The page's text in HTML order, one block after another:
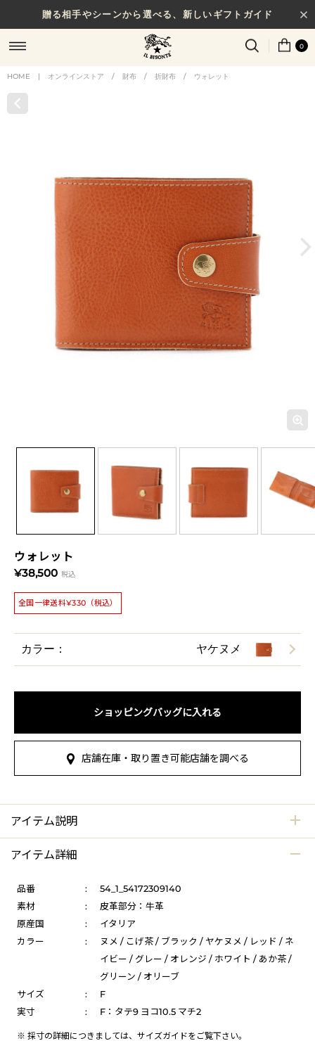
贈る相手やシーンから選べる、新しいギフトガイド
0
HOME | オンラインストア / 財布 / 折財布 / ウォレット
ウォレット
¥38,500 税込
全国一律送料¥330（税込）
カラー： ヤケヌメ
ショッピングバッグに入れる
店舗在庫・取り置き可能店舗を調べる
アイテム説明
アイテム詳細
品番 :
54_1_54172309140
素材
:
皮革部分：牛革
原産国
:
イタリア
カラー
:
ヌメ / こげ茶 / ブラック / ヤケヌメ / レッド / ネ
イビー / グレー / オレンジ / ホワイト / あか茶 /
グリーン / オリーブ
サイズ
:
F
実寸
: F：タテ9 ヨコ10.5 マチ2
※ 採寸の詳細につきましては、 サイズガイドをご覧下さい。